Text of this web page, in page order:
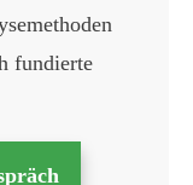
fundierte